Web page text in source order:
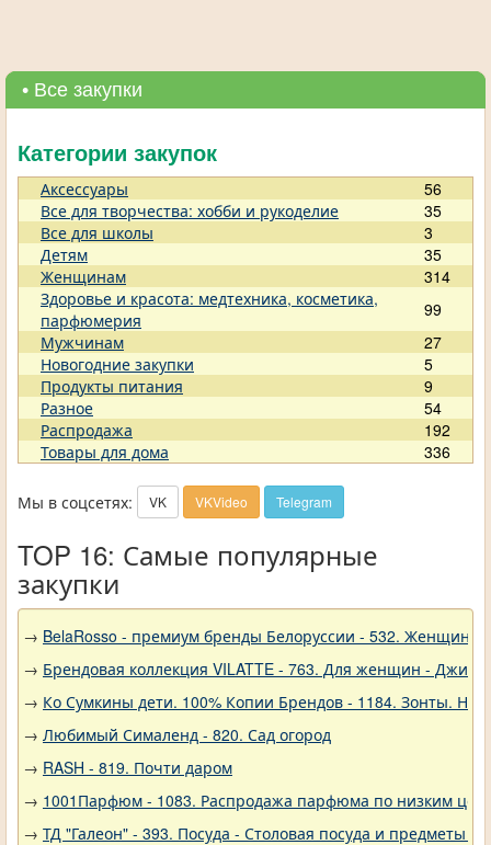
• Все закупки
Категории закупок
Аксессуары
56
Все для творчества: хобби и рукоделие
35
Все для школы
3
Детям
35
Женщинам
314
Здоровье и красота: медтехника, косметика,
парфюмерия
99
Мужчинам
27
Новогодние закупки
5
Продукты питания
9
Разное
54
Распродажа
192
Товары для дома
336
Мы в соцсетях: VK VKVideo Telegram
TOP 16: Самые популярные
закупки
→ BelaRosso - премиум бренды Белоруссии - 532.
→ Брендовая коллекция VILATTE - 763. Для женщин -
→ Ко Сумкины дети. 100% Копии Брендов - 1184. Зонты.
→ Любимый Сималенд - 820. Сад огород
→ RASH - 819. Почти даром
→ 1001Парфюм - 1083. Распродажа парфюма по низким
→ ТД "Галеон" - 393. Посуда - Столовая посуда и предметы